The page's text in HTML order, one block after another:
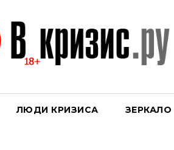
ЛЮДИ КРИЗИСА ЗЕРКАЛО